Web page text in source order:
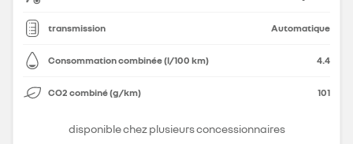
transmission Automatique
Consommation combinée (l/100 km) 4.4
CO2 combiné (g/km) 101
disponible chez plusieurs concessionnaires